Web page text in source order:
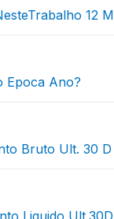
12 M
Epoca Ano?
Bruto Ult. 30 D